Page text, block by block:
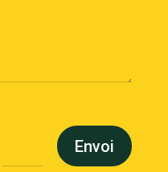
Envoi